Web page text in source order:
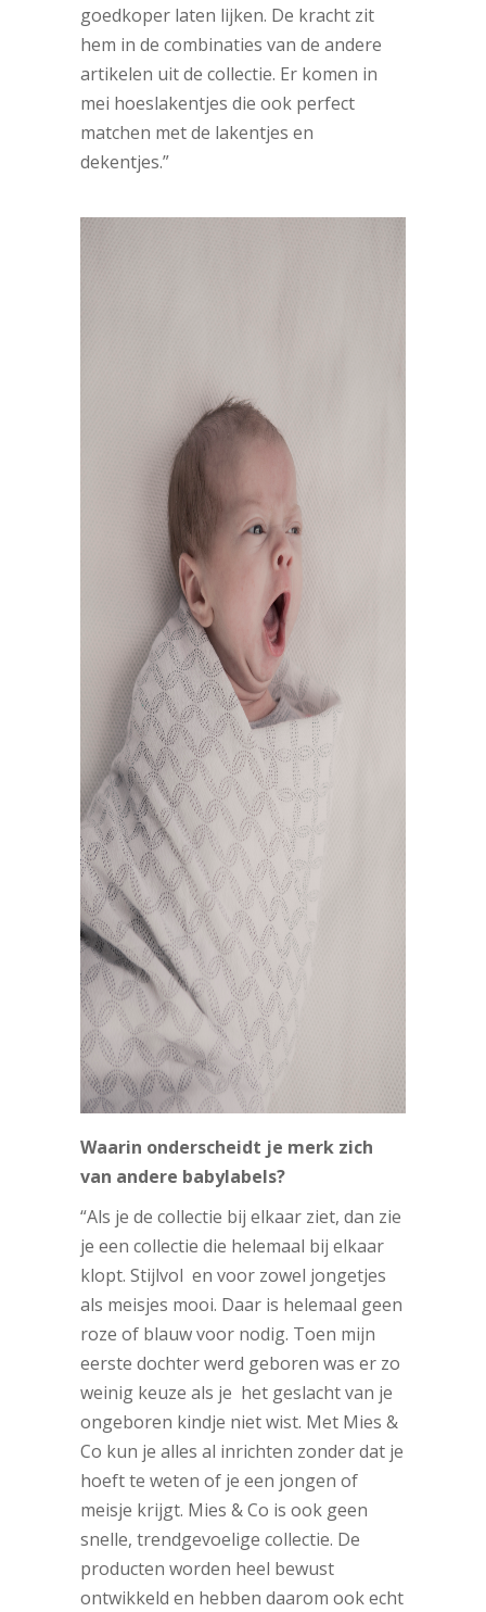
goedkoper laten lijken. De kracht zit
hem in de combinaties van de andere
artikelen uit de collectie. Er komen in
mei hoeslakentjes die ook perfect
matchen met de lakentjes en
dekentjes.”
Waarin onderscheidt je merk zich
van andere babylabels?
“Als je de collectie bij elkaar ziet, dan zie
je een collectie die helemaal bij elkaar
klopt. Stijlvol en voor zowel jongetjes
als meisjes mooi. Daar is helemaal geen
roze of blauw voor nodig. Toen mijn
eerste dochter werd geboren was er zo
weinig keuze als je het geslacht van je
ongeboren kindje niet wist. Met Mies &
Co kun je alles al inrichten zonder dat je
hoeft te weten of je een jongen of
meisje krijgt. Mies & Co is ook geen
snelle, trendgevoelige collectie. De
producten worden heel bewust
ontwikkeld en hebben daarom ook echt